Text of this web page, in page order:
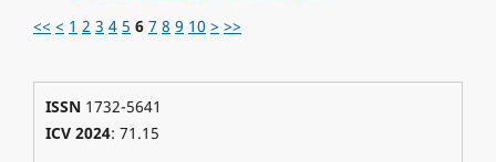
<< < 1 2 3 4 5 6 7 8 9 10 > >>
ISSN1732-5641
ICV 2024: 71.15